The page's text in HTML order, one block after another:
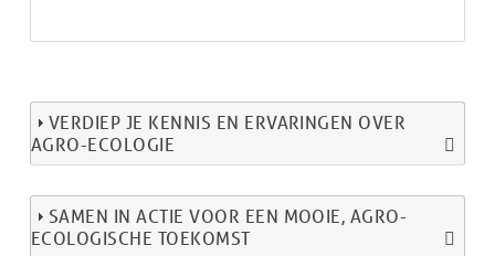
VERDIEP JE KENNIS EN ERVARINGEN OVER
AGRO-ECOLOGIE
SAMEN IN ACTIE VOOR EEN MOOIE, AGRO-
ECOLOGISCHE TOEKOMST